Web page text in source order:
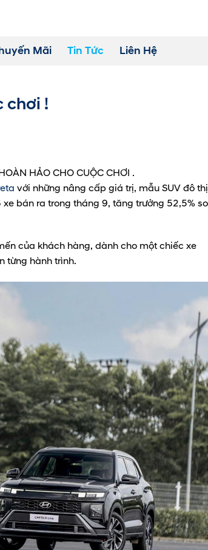
Mãi Tin Tức Liên Hệ
chơi !
HẢO CHO CUỘC CHƠI .
với những nâng cấp giá trị, mẫu SUV đô thị
bán ra trong tháng 9, tăng trưởng 52,5% so
của khách hàng, dành cho một chiếc xe
từng hành trình.